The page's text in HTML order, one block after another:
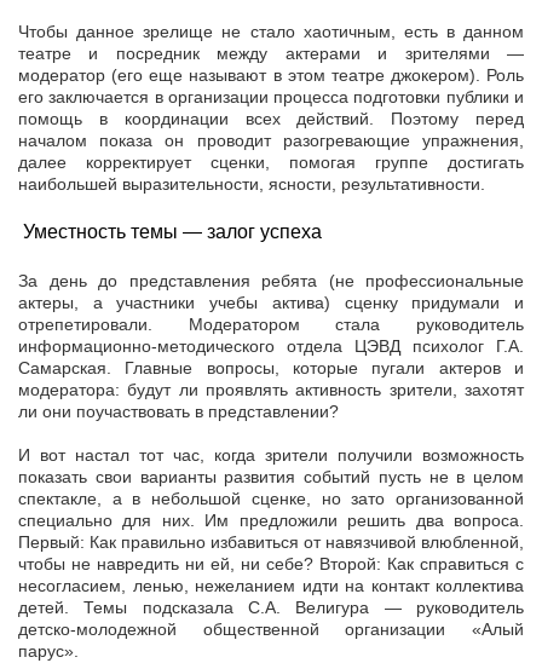
Чтобы данное зрелище не стало хаотичным, есть в данном
театре и посредник между актерами и зрителями —
модератор (его еще называют в этом театре джокером). Роль
его заключается в организации процесса подготовки публики и
помощь в координации всех действий. Поэтому перед
началом показа он проводит разогревающие упражнения,
далее корректирует сценки, помогая группе достигать
наибольшей выразительности, ясности, результативности.
Уместность темы — залог успеха
За день до представления ребята (не профессиональные
актеры, а участники учебы актива) сценку придумали и
отрепетировали. Модератором стала руководитель
информационно-методического отдела ЦЭВД психолог Г.А.
Самарская. Главные вопросы, которые пугали актеров и
модератора: будут ли проявлять активность зрители, захотят
ли они поучаствовать в представлении?
И вот настал тот час, когда зрители получили возможность
показать свои варианты развития событий пусть не в целом
спектакле, а в небольшой сценке, но зато организованной
специально для них. Им предложили решить два вопроса.
Первый: Как правильно избавиться от навязчивой влюбленной,
чтобы не навредить ни ей, ни себе? Второй: Как справиться с
несогласием, ленью, нежеланием идти на контакт коллектива
детей. Темы подсказала С.А. Велигура — руководитель
детско-молодежной общественной организации «Алый
парус».